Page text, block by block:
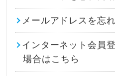
メールアドレスを忘
インターネット会員
場合はこちら